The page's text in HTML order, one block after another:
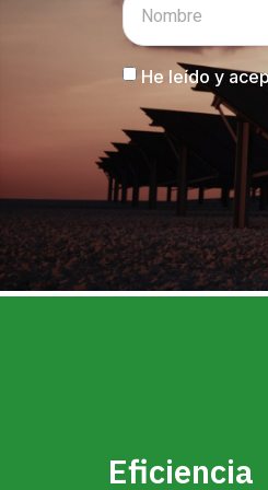
He leído y
Eficiencia